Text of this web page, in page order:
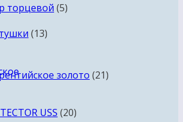
торцевой 55
1313
золото 21товар
USS 2020